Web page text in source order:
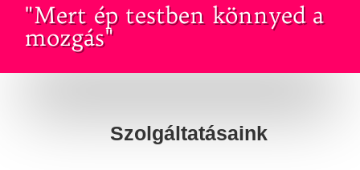
"Mert ép testben könnyed a
mozgás"
Szolgáltatásaink